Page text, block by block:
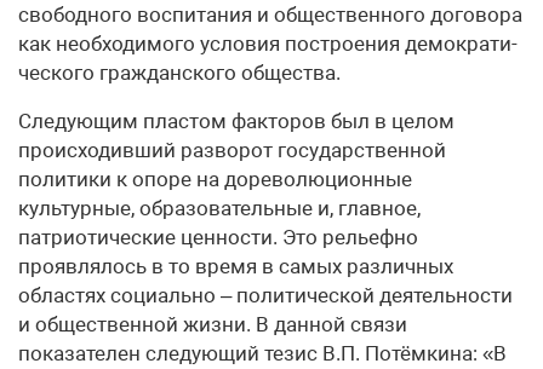
свободного воспи­тания и общественного договора
как необ­ходимого условия построения демократи­
ческого гражданского общества.
Следующим пластом факторов был в целом
происходивший разворот государственной
политики к опоре на дореволюционные
культурные, образовательные и, главное,
патриотические ценности. Это рельефно
проявлялось в то время в самых различных
областях социально – политической деятельности
и общественной жизни. В данной связи
показателен следующий тезис В.П. Потёмкина: «В